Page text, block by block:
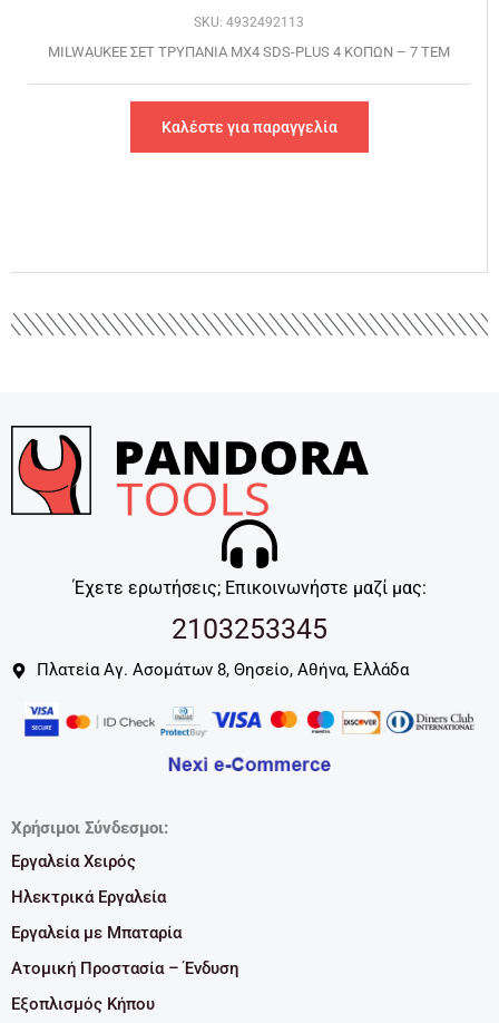
SKU: 4932492113
MILWAUKEE ΣET ΤΡΥΠΑΝΙΑ ΜΧ4 SDS-PLUS 4 ΚΟΠΩΝ – 7 ΤΕΜ
Καλέστε για παραγγελία
Έχετε ερωτήσεις; Επικοινωνήστε μαζί μας:
2103253345
Πλατεία Αγ. Ασομάτων 8, Θησείο, Αθήνα, Ελλάδα
Χρήσιμοι Σύνδεσμοι:
Εργαλεία Χειρός
Ηλεκτρικά Εργαλεία
Εργαλεία με Μπαταρία
Ατομική Προστασία – Ένδυση
Εξοπλισμός Κήπου